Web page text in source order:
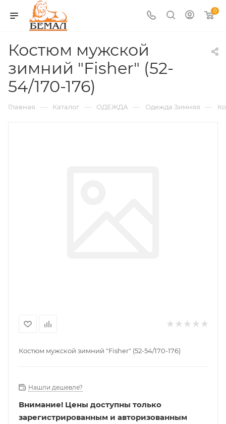
0
Костюм мужской
зимний "Fisher" (52-
54/170-176)
Главная — Каталог — ОДЕЖДА — Одежда Зимняя —
Костюм мужской зимний "Fisher" (52-54/170-176)
Нашли дешевле?
Внимание! Цены доступны только
зарегистрированным и авторизованным